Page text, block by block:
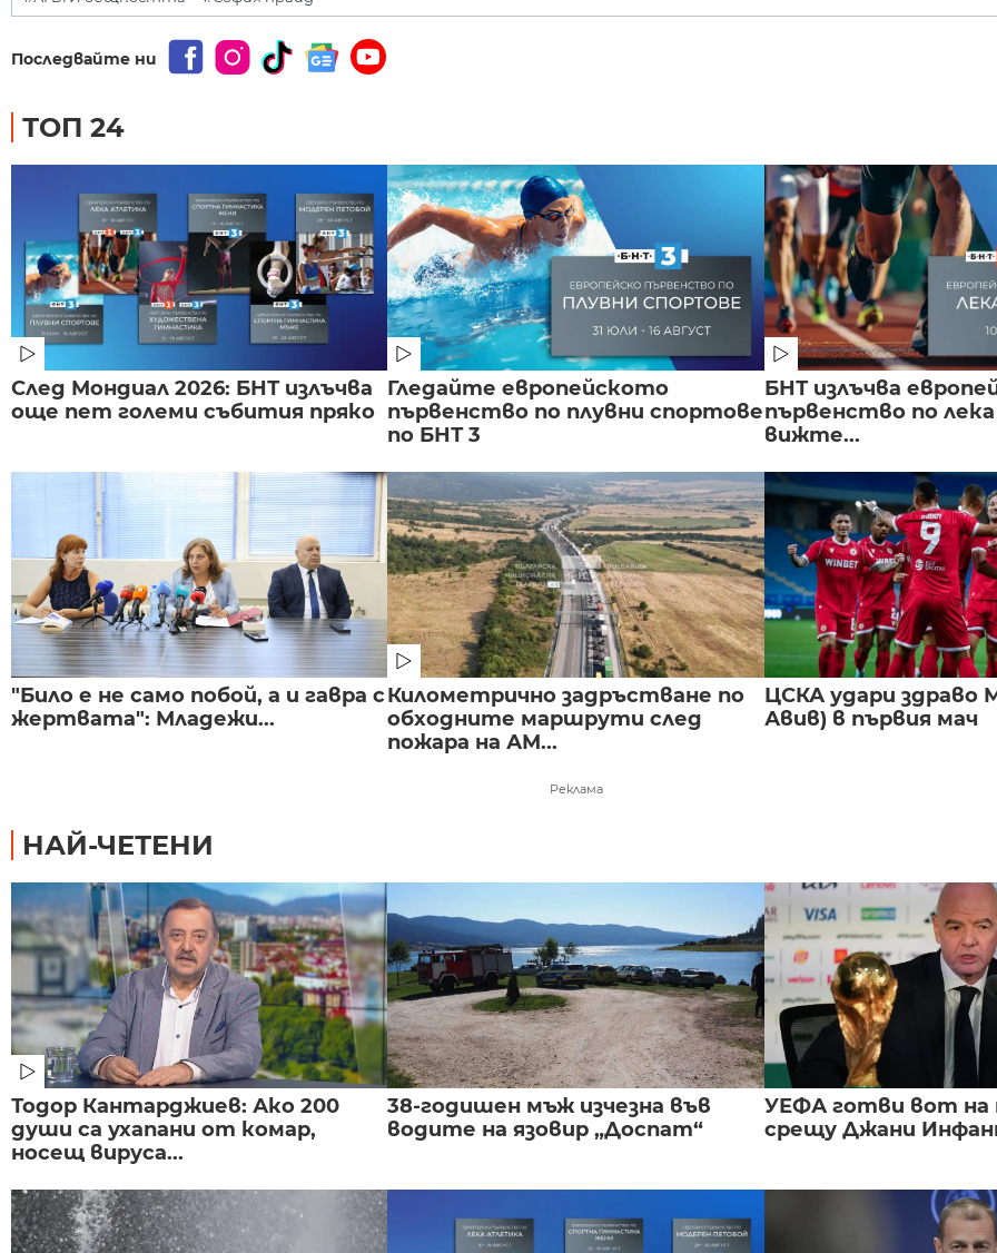
Последвайте ни
ТОП 24
След Мондиал 2026: БНТ излъчва
още пет големи събития пряко
Гледайте европейското
първенство по плувни спортове
по БНТ 3
БНТ излъчва
първенство по
вижте...
"Било е не само побой, а и гавра с
жертвата": Младежи...
Километрично задръстване по
обходните маршрути след
пожара на АМ...
ЦСКА удари здраво
Авив) в първия мач
Реклама
НАЙ-ЧЕТЕНИ
Тодор Кантарджиев: Ако 200
души са ухапани от комар,
носещ вируса...
38-годишен мъж изчезна във
водите на язовир „Доспат“
УЕФА готви вот на
срещу Джани